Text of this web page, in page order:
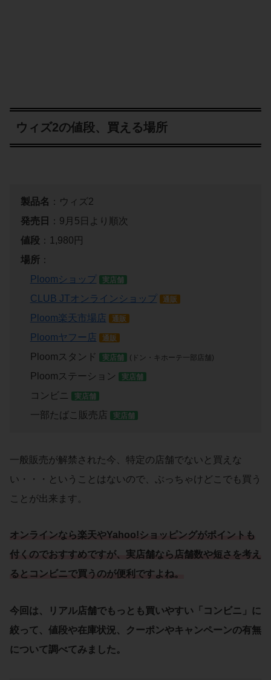
ウィズ2の値段、買える場所
製品名 ：ウィズ2
発売日
：9月5日より順次
値段：1,980円
場所：
Ploomショップ
実店舗
CLUB JTオンラインショップ 通販
Ploom楽天市場店 通販
Ploomヤフー店 通販
Ploomスタンド 実店舗 (ドン・キホーテ一部店舗)
Ploomステーション 実店舗
コンビニ 実店舗
一部たばこ販売店 実店舗
一般販売が解禁された今、特定の店舗でないと買えな
い・・・ということはないので、ぶっちゃけどこでも買う
ことが出来ます。
オンラインなら楽天やYahoo!ショッピングがポイントも
付くのでおすすめですが、実店舗なら店舗数や短さを考え
るとコンビニで買うのが便利ですよね。
今回は、リアル店舗でもっとも買いやすい「 コンビニ 」に
絞って、 値段や在庫状況、 クーポンやキャンペーンの有無
について調べてみました。